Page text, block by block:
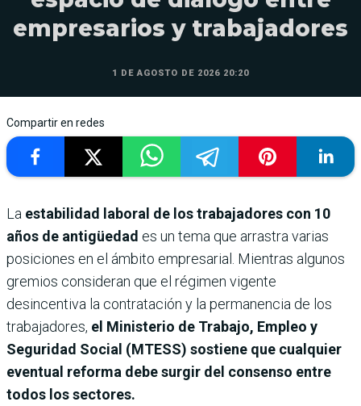
empresarios y trabajadores
1 DE AGOSTO DE 2026 20:20
Compartir en redes
La estabilidad laboral de los trabajadores con 10
años de antigüedad es un tema que arrastra varias
posiciones en el ámbito empresarial. Mientras algunos
gremios consideran que el régimen vigente
desincentiva la contratación y la permanencia de los
trabajadores, el Ministerio de Trabajo, Empleo y
Seguridad Social (MTESS) sostiene que cualquier
eventual reforma debe surgir del consenso entre
todos los sectores.